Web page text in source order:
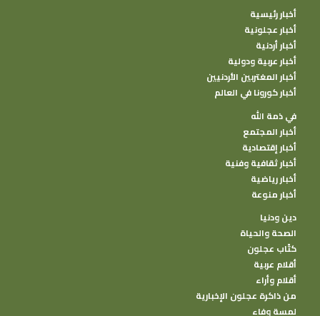
أخبار رئيسية
أخبار عجلونية
أخبار أردنية
أخبار عربية ودولية
أخبار المغتربين الأردنيين
أخبار كورونا في العالم
في ذمة الله
أخبار المجتمع
أخبار إقتصادية
أخبار ثقافية وفنية
أخبار رياضية
أخبار منوعة
دين ودنيا
الصحة والحياة
كتًاب عجلون
أقلام عربية
أقلام وأراء
من ذاكرة عجلون الإخبارية
لمسة وفاء